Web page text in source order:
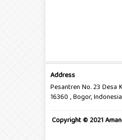
Address
Pesantren No. 23 Desa
16360 , Bogor, Indonesia
Copyright © 2021